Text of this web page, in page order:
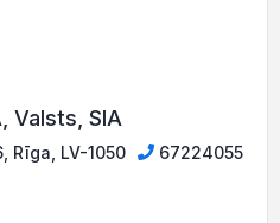
Valsts, SIA
Rīga, LV-1050 67224055